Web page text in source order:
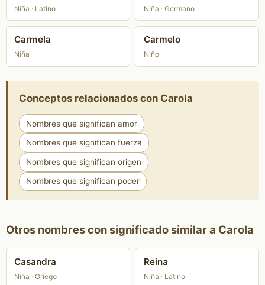
Niña · Latino Niña · Germano
Carmela
Niña
Carmelo
Niño
Conceptos relacionados con Carola
Nombres que significan amor
Nombres que significan fuerza
Nombres que significan origen
Nombres que significan poder
Otros nombres con significado similar a Carola
Casandra
Niña · Griego
Reina
Niña · Latino